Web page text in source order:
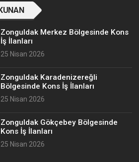
Zonguldak Merkez Bölgesinde Kons
İş İlanları
25 Nisan 2026
Zonguldak Karadenizereğli
Bölgesinde Kons İş İlanları
25 Nisan 2026
Zonguldak Gökçebey Bölgesinde
Kons İş İlanları
25 Nisan 2026